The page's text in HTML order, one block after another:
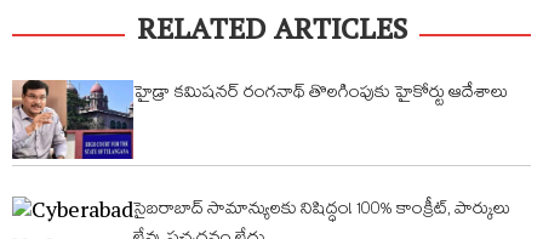
RELATED ARTICLES
హైడ్రా కమిషనర్ రంగనాథ్ తొలగింపుకు హైకోర్టు ఆదేశాలు
సైబరాబాద్ సామాన్యులకు నిషిద్ధం! 100% కాంక్రీట్, పార్కులు